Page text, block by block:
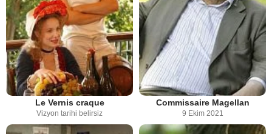
Le Vernis craque
Vizyon tarihi belirsiz
Commissaire Magellan
9 Ekim 2021